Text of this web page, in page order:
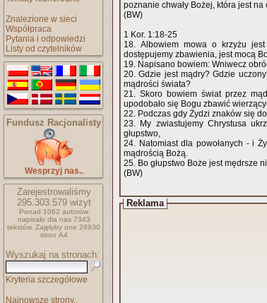
Znalezione w sieci
Współpraca
Pytania i odpowiedzi
Listy od czytelników
Fundusz Racjonalisty
Wesprzyj nas..
Zarejestrowaliśmy
295.303.579wizyt
Ponad 1062 autorów
napisało dla nas 7343
tekstów. Zajęłyby one 28930
stron A4
Wyszukaj na stronach:
Kryteria szczegółowe
Najnowsze strony..
poznanie chwały Bożej, która jest
(BW)
1 Kor. 1:18-25
18. Albowiem mowa o krzyżu
dostępujemy zbawienia, jest mocą
19. Napisano bowiem: Wniwecz
20. Gdzie jest mądry? Gdzie
mądrości świata?
21. Skoro bowiem świat przez
upodobało się Bogu zbawić
22. Podczas gdy Żydzi znaków się
23. My zwiastujemy Chrystusa
głupstwo,
24. Natomiast dla powołanych - i
mądrością Bożą.
25. Bo głupstwo Boże jest mędrsze
(BW)
Reklama